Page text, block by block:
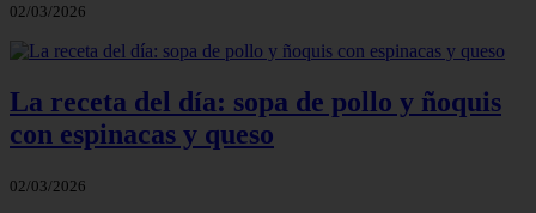
02/03/2026
La receta del día: sopa de pollo y ñoquis
con espinacas y queso
02/03/2026